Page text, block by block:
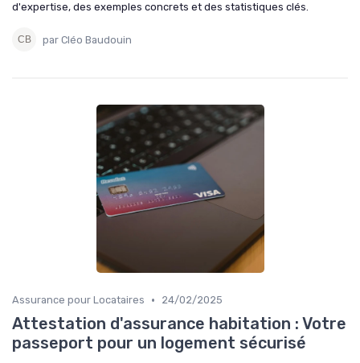
d'expertise, des exemples concrets et des statistiques clés.
par Cléo Baudouin
Assurance pour Locataires • 24/02/2025
Attestation d'assurance habitation : Votre
passeport pour un logement sécurisé